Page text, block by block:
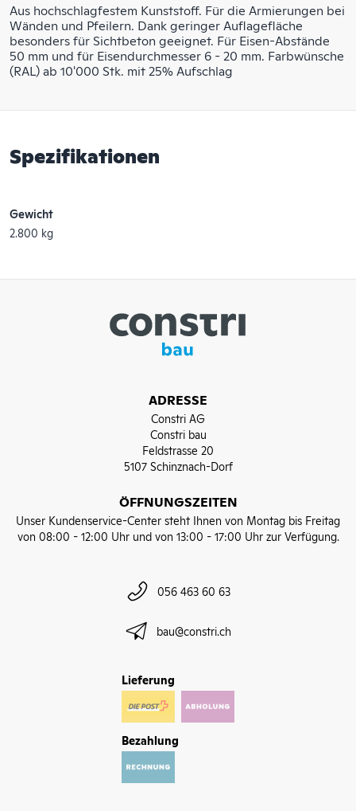
Aus hochschlagfestem Kunststoff. Für die Armierungen bei
Wänden und Pfeilern. Dank geringer Auflagefläche
besonders für Sichtbeton geeignet. Für Eisen-Abstände
50 mm und für Eisendurchmesser 6 - 20 mm. Farbwünsche
(RAL) ab 10'000 Stk. mit 25% Aufschlag
Spezifikationen
Gewicht
2.800 kg
ADRESSE
Constri AG
Constri bau
Feldstrasse 20
5107 Schinznach-Dorf
ÖFFNUNGSZEITEN
Unser Kundenservice-Center steht Ihnen von Montag bis Freitag
von 08:00 - 12:00 Uhr und von 13:00 - 17:00 Uhr zur Verfügung.
056 463 60 63
bau@constri.ch
Lieferung
Bezahlung